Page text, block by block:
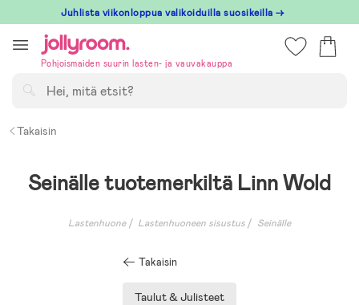
till
innehållet
Juhlista viikonloppua valikoiduilla suosikeilla →
Pohjoismaiden suurin lasten- ja vauvakauppa
Takaisin
Seinälle tuotemerkiltä Linn Wold
Lastenhuone Lastenhuoneen sisustus Seinälle
Takaisin
Taulut & Julisteet